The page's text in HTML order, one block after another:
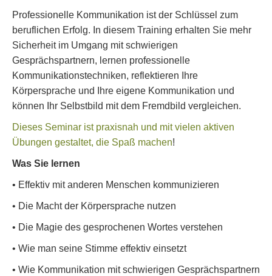
Professionelle Kommunikation ist der Schlüssel zum
beruflichen Erfolg. In diesem Training erhalten Sie mehr
Sicherheit im Umgang mit schwierigen
Gesprächspartnern, lernen professionelle
Kommunikationstechniken, reflektieren Ihre
Körpersprache und Ihre eigene Kommunikation und
können Ihr Selbstbild mit dem Fremdbild vergleichen.
Dieses Seminar ist praxisnah und mit vielen aktiven
Übungen gestaltet, die Spaß machen!
Was Sie lernen
• Effektiv mit anderen Menschen kommunizieren
• Die Macht der Körpersprache nutzen
• Die Magie des gesprochenen Wortes verstehen
• Wie man seine Stimme effektiv einsetzt
• Wie Kommunikation mit schwierigen Gesprächspartnern